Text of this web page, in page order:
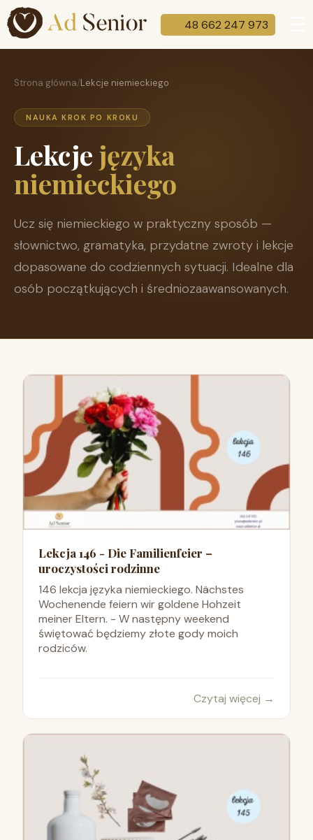
48 662 247 973
Strona główna/Lekcje niemieckiego
NAUKA KROK PO KROKU
Lekcjejęzyka
niemieckiego
Ucz się niemieckiego w praktyczny sposób —
słownictwo, gramatyka, przydatne zwroty i lekcje
dopasowane do codziennych sytuacji. Idealne dla
osób początkujących i średniozaawansowanych.
Lekcja 146 - Die Familienfeier –
uroczystości rodzinne
146 lekcja języka niemieckiego. Nächstes
Wochenende feiern wir goldene Hohzeit
meiner Eltern. - W następny weekend
świętować będziemy złote gody moich
rodziców.
Czytaj więcej →